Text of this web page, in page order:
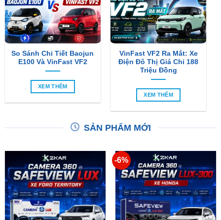
So Sánh Chi Tiết Baojun
E100 Và VinFast VF2
XEM THÊM
VinFast VF2 Ra Mắt: Xe
Điện Đô Thị Giá Chỉ 188
Triệu Đồng
XEM THÊM
SẢN PHẨM MỚI
-6%